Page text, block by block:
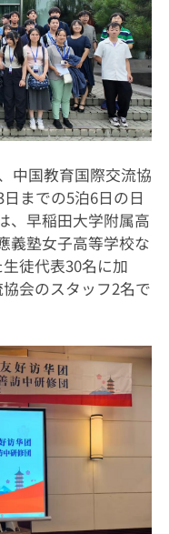
中国教育国際交流協
までの5泊6日の日
、早稲田大学附属高
義塾女子高等学校な
徒代表30名に加
会のスタッフ2名で